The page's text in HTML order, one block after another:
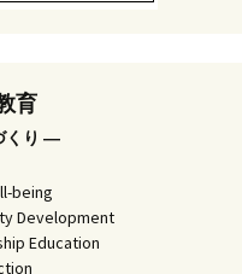
育
くり ―
being
Development
Education